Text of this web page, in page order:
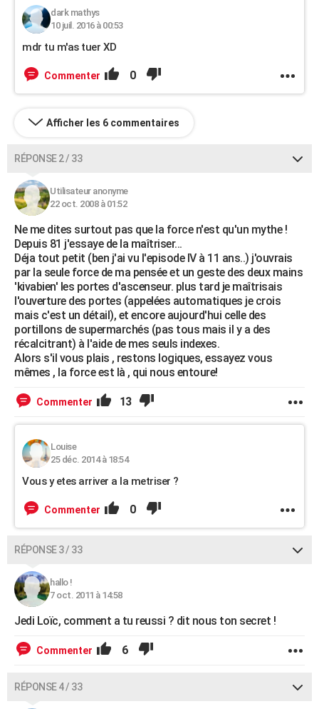
dark mathys
10 juil. 2016 à 00:53
mdr tu m'as tuer XD
Commenter 0
Afficher les 6 commentaires
RÉPONSE 2 / 33
Utilisateur anonyme
22 oct. 2008 à 01:52
Ne me dites surtout pas que la force n'est qu'un mythe !
Depuis 81 j'essaye de la maîtriser...
Déja tout petit (ben j'ai vu l'episode IV à 11 ans..) j'ouvrais
par la seule force de ma pensée et un geste des deux mains
'kivabien' les portes d'ascenseur. plus tard je maîtrisais
l'ouverture des portes (appelées automatiques je crois
mais c'est un détail), et encore aujourd'hui celle des
portillons de supermarchés (pas tous mais il y a des
récalcitrant) à l'aide de mes seuls indexes.
Alors s'il vous plais , restons logiques, essayez vous
mêmes , la force est là , qui nous entoure!
Commenter 13
Louise
25 déc. 2014 à 18:54
Vous y etes arriver a la metriser ?
Commenter 0
RÉPONSE 3 / 33
hallo !
7 oct. 2011 à 14:58
Jedi Loïc, comment a tu reussi ? dit nous ton secret !
Commenter 6
RÉPONSE 4 / 33